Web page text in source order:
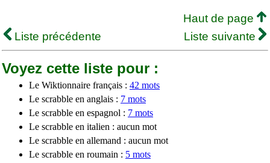
Haut de page
Liste précédente
Liste suivante
Voyez cette liste pour :
Le Wiktionnaire français : 42 mots
Le scrabble en anglais : 7 mots
Le scrabble en espagnol : 7 mots
Le scrabble en italien : aucun mot
Le scrabble en allemand : aucun mot
Le scrabble en roumain : 5 mots